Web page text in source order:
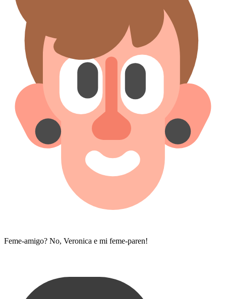
Feme-amigo? No, Veronica e mi feme-paren!